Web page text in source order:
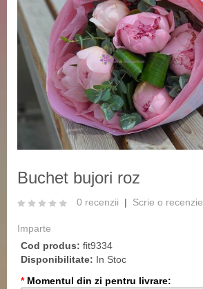
‹
Buchet bujori roz
0 recenzii | Scrie o recenzie
Imparte
Cod produs: fit9334
Disponibilitate: In Stoc
* Momentul din zi pentru livrare: